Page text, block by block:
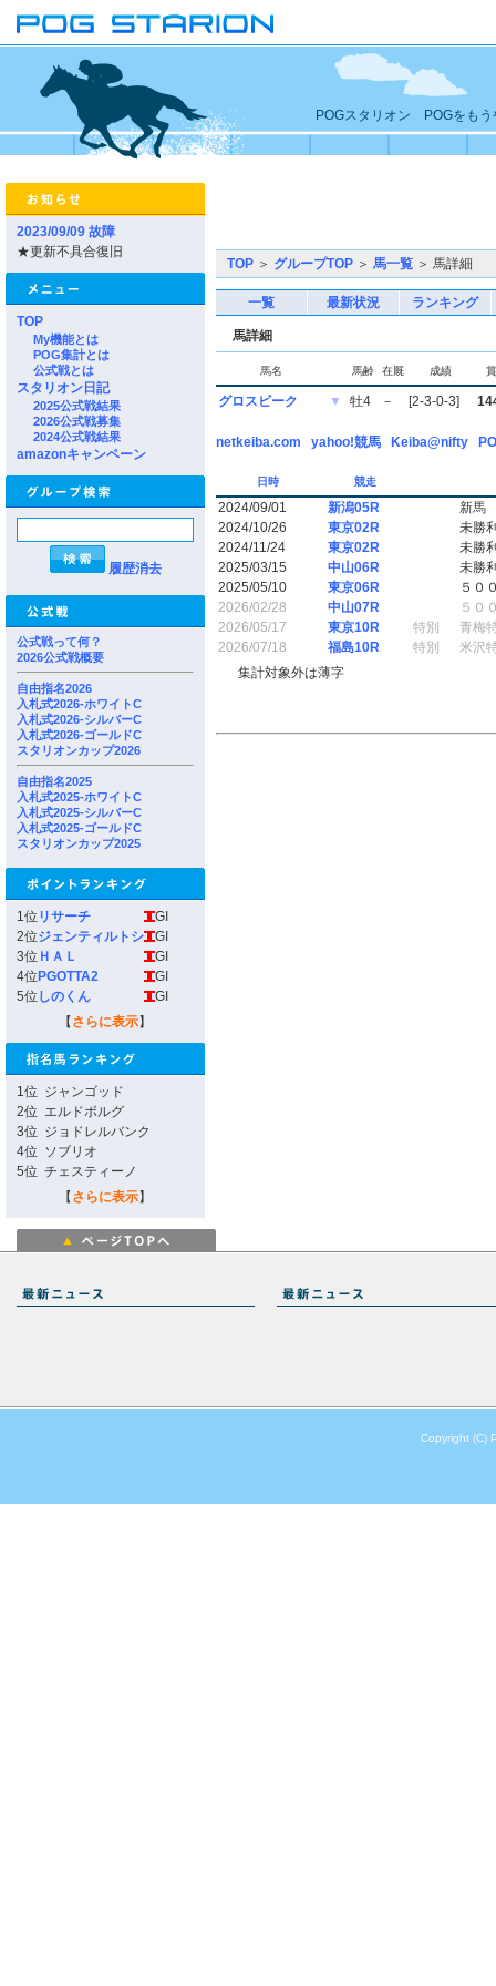
POGスタリオン POGをもう
2023/09/09 故障
★更新不具合復旧
TOP
My機能とは
POG集計とは
公式戦とは
スタリオン日記
2025公式戦結果
2026公式戦募集
2024公式戦結果
amazonキャンペーン
履歴消去
公式戦って何？
2026公式戦概要
自由指名2026
入札式2026-ホワイトC
入札式2026-シルバーC
入札式2026-ゴールドC
スタリオンカップ2026
自由指名2025
入札式2025-ホワイトC
入札式2025-シルバーC
入札式2025-ゴールドC
スタリオンカップ2025
1位 リサーチ
GI
2位ジェンティルトシ
GI
3位 ＨＡＬ
GI
4位 PGOTTA2
GI
5位 しのくん
GI
【 さらに表示】
1位 ジャンゴッド
2位 エルドボルグ
3位 ジョドレルバンク
4位 ソブリオ
5位 チェスティーノ
【 さらに表示】
TOP ＞ グループTOP ＞ 馬一覧 ＞ 馬詳細
一覧 最新状況 ランキング
馬詳細
馬名 馬齢 在厩 成績
グロスビーク ▼ 牡4 － [2-3-0-3]
netkeiba.com yahoo!競馬 Keiba@nifty
日時 競走
2024/09/01 新潟05R
新馬
2024/10/26
東京02R
未勝
2024/11/24
東京02R
未勝
2025/03/15
中山06R
未勝
2025/05/10
東京06R
５０
2026/02/28
中山07R
５０
2026/05/17
東京10R 特別
青梅
2026/07/18
福島10R 特別
米沢
集計対象外は薄字
Copyright (C)